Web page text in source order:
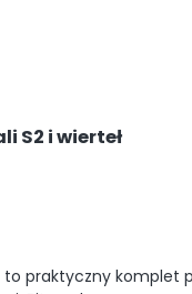
S2 i wierteł
to praktyczny komplet